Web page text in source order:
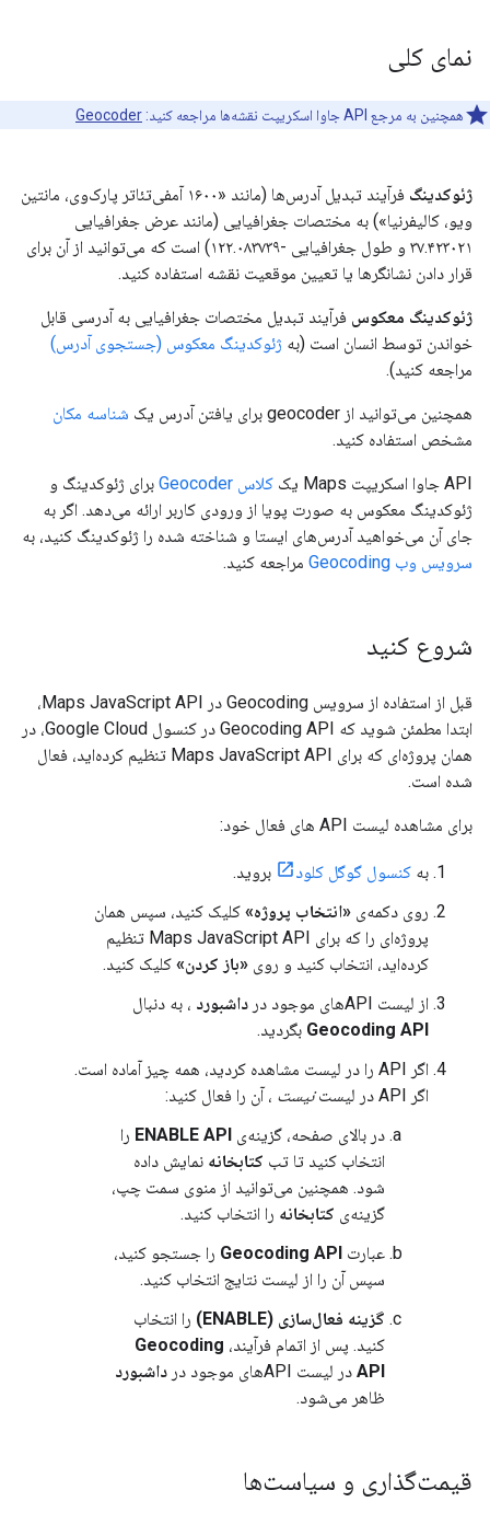
نمای کلی
همچنین به مرجع API جاوا اسکریپت نقشه‌ها مراجعه کنید: Geocoder
ژئوکدینگ
فرآیند تبدیل آدرس‌ها (مانند «۱۶۰۰ آمفی‌تئاتر پارک‌وی، مانتین
ویو، کالیفرنیا») به مختصات جغرافیایی (مانند عرض جغرافیایی
۳۷.۴۲۳۰۲۱ و طول جغرافیایی -۱۲۲.۰۸۳۷۳۹) است که می‌توانید از آن برای
قرار دادن نشانگرها یا تعیین موقعیت نقشه استفاده کنید.
ژئوکدینگ معکوس فرآیند تبدیل مختصات جغرافیایی به آدرسی قابل
خواندن توسط انسان است (به ژئوکدینگ معکوس (جستجوی آدرس)
مراجعه کنید).
همچنین می‌توانید از geocoder برای یافتن آدرس یک
شناسه مکان
مشخص استفاده کنید.
API جاوا اسکریپت Maps یک کلاس Geocoder
برای ژئوکدینگ و
ژئوکدینگ معکوس به صورت پویا از ورودی کاربر ارائه می‌دهد. اگر به
جای آن می‌خواهید آدرس‌های ایستا و شناخته شده را ژئوکدینگ کنید، به
سرویس وب Geocoding
مراجعه کنید.
شروع کنید
قبل از استفاده از سرویس Geocoding در Maps JavaScript API،
ابتدا مطمئن شوید که Geocoding API در کنسول Google Cloud، در
همان پروژه‌ای که برای Maps JavaScript API تنظیم کرده‌اید، فعال
شده است.
برای مشاهده لیست API های فعال خود:
به کنسول گوگل کلود
بروید.
روی دکمه‌ی «انتخاب پروژه» کلیک کنید، سپس همان
پروژه‌ای را که برای Maps JavaScript API تنظیم
کرده‌اید، انتخاب کنید و روی «باز کردن» کلیک کنید.
از لیست APIهای موجود در
داشبورد ، به دنبال
Geocoding API بگردید.
اگر API را در لیست مشاهده کردید، همه چیز آماده است.
اگر API در لیست
نیست ، آن را فعال کنید:
در بالای صفحه، گزینه‌ی ENABLE API را
انتخاب کنید تا تب کتابخانه نمایش داده
شود. همچنین می‌توانید از منوی سمت چپ،
گزینه‌ی کتابخانه را انتخاب کنید.
عبارت Geocoding API را جستجو کنید،
سپس آن را از لیست نتایج انتخاب کنید.
گزینه فعال‌سازی (ENABLE)
را انتخاب
کنید. پس از اتمام فرآیند، Geocoding
API در لیست APIهای موجود در
داشبورد
ظاهر می‌شود.
قیمت‌گذاری و سیاست‌ها